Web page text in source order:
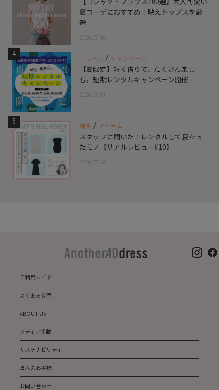
夏コーデにおすすめ！映えトップスを厳
選
2026.07.16
4 ニュース / キャンペーン
【夏限定】短く借りて、たくさん楽し
む。短期レンタルキャンペーン開催
2026.06.01
5 特集 / アイテム
スタッフに聞いた！レンタルして良かっ
たモノ【リアルレビュー#10】
2026.07.28
ご利用ガイド
よくある質問
ABOUT US
メディア掲載
サステナビリティ
法人のお客様
お問い合わせ